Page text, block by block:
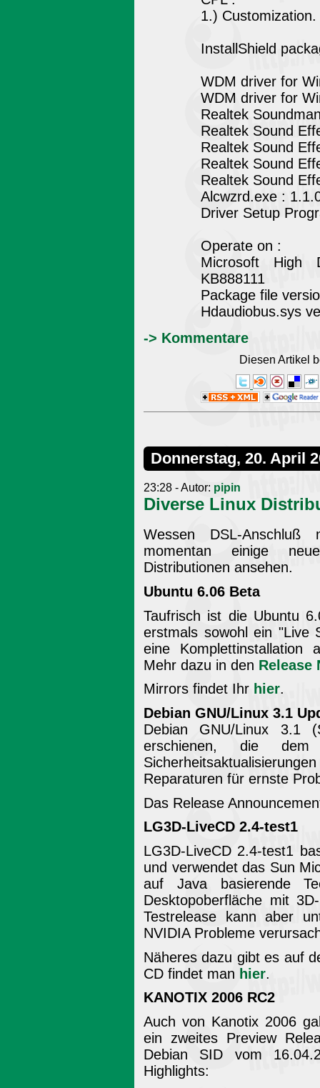
1.) Customization.
InstallShield
WDM driver for
WDM driver for
Realtek
Realtek Sound
Realtek Sound
Realtek Sound
Realtek Sound
Alcwzrd.exe :
Driver Setup
Operate on :
Microsoft High
KB888111
Package file
Hdaudiobus.sys
-> Kommentare
Diesen Artikel
Donnerstag, 20. April
23:28 - Autor: pipin
Diverse Linux
Wessen DSL-
momentan einige
Distributionen ansehen.
Ubuntu 6.06 Beta
Taufrisch ist die Ubuntu
erstmals sowohl ein "Live
eine Komplettinstallation
Mehr dazu in den Release
Mirrors findet Ihr hier.
Debian GNU/Linux 3.1
Debian GNU/Linux 3.1
erschienen, die dem
Reparaturen für ernste
Das Release
LG3D-LiveCD 2.4-test1
LG3D-LiveCD 2.4-test1
und verwendet das Sun
auf Java basierende
Desktopoberfläche mit
Testrelease kann aber
NVIDIA Probleme
Näheres dazu gibt es auf
CD findet man hier.
KANOTIX 2006 RC2
Auch von Kanotix 2006
ein zweites Preview
Debian SID vom
Highlights: